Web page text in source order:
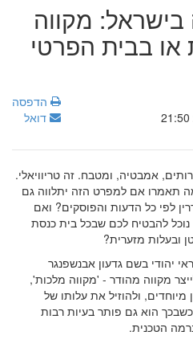
מקווה
בבית הפרטי
הדפסה
דואל
אמבטיה, ומטבח. זה טריוויאלי.
תאמרו אם למפרט הזה יתלווה גם
לפי כל הדעות והפוסקים? ואם
להבטיח לכם שבכל בית כנסת
ובעלות מזערית?
יהודי בשם גדעון אבנשפנגר
מקווה מהודר - 'מקווה מלכות',
ולהוזיל את עלותו של
הזה ב-75 אחוזים כשבכך הוא גם פותר בעיות רבות
הטכנית.